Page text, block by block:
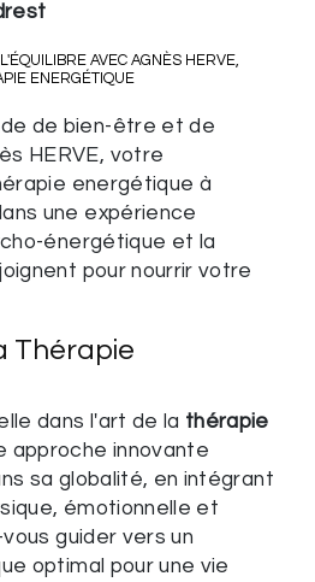
AVEC AGNÈS HERVE,
ENERGÉTIQUE
de bien-être et de
HERVE, votre
energétique à
une expérience
énergétique et la
pour nourrir votre
Thérapie
dans l'art de la thérapie
approche innovante
sa globalité, en intégrant
émotionnelle et
guider vers un
optimal pour une vie